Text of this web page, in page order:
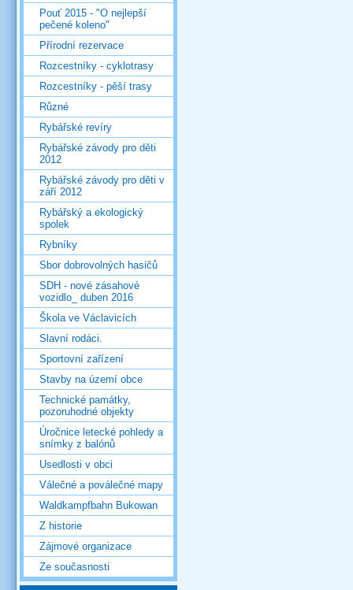
Pouť 2015 - "O nejlepší
pečené koleno"
Přírodní rezervace
Rozcestníky - cyklotrasy
Rozcestníky - pěší trasy
Různé
Rybářské revíry
Rybářské závody pro děti
2012
Rybářské závody pro děti v
září 2012
Rybářský a ekologický
spolek
Rybníky
Sbor dobrovolných hasičů
SDH - nové zásahové
vozidlo_ duben 2016
Škola ve Václavicích
Slavní rodáci.
Sportovní zařízení
Stavby na území obce
Technické památky,
pozoruhodné objekty
Úročnice letecké pohledy a
snímky z balónů
Usedlosti v obci
Válečné a poválečné mapy
Waldkampfbahn Bukowan
Z historie
Zájmové organizace
Ze současnosti